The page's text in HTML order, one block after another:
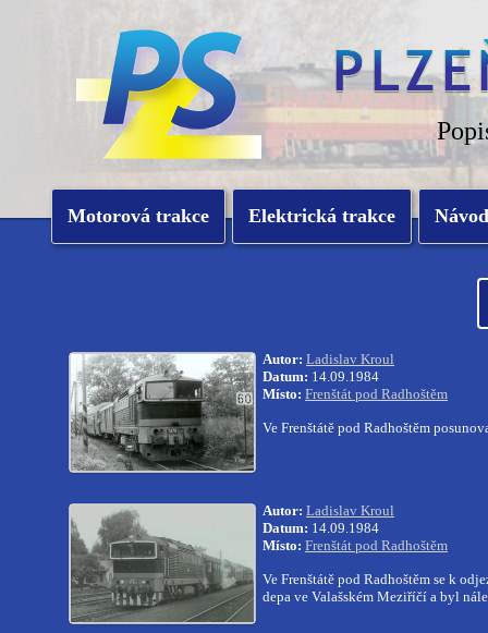
Motorová trakce Elektrická trakce
Autor: Ladislav Kroul
Datum: 14.09.1984
Místo: Frenštát pod Radhoštěm
Ve Frenštátě pod Radhoštěm
Autor: Ladislav Kroul
Datum: 14.09.1984
Místo: Frenštát pod Radhoštěm
Ve Frenštátě pod Radhoštěm se k
depa ve Valašském Meziříčí a byl